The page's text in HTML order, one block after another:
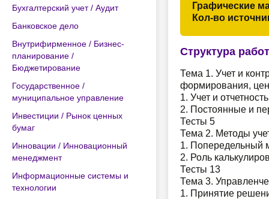
Бухгалтерский учет / Аудит
Банковское дело
Внутрифирменное / Бизнес-
планирование /
Бюджетирование
Государственное /
муниципальное управление
Инвестиции / Рынок ценных
бумаг
Инновации / Инновационный
менеджмент
Информационные системы и
технологии
Графические
Кол-во
Структура
Тема 1. Учет и
формирования,
1. Учет и
2. Постоянные и
Тесты 5
Тема 2. Методы
1. Попередельный
2. Роль
Тесты 13
Тема 3.
1. Принятие